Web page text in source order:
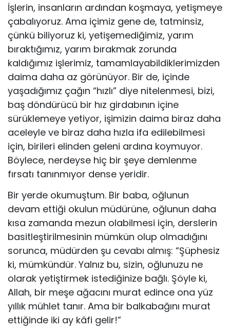
İşlerin, insanların ardından koşmaya, yetişmeye
çabalıyoruz. Ama içimiz gene de, tatminsiz,
çünkü biliyoruz ki, yetişemediğimiz, yarım
bıraktığımız, yarım bırakmak zorunda
kaldığımız işlerimiz, tamam­layabildiklerimizden
daima daha az görünüyor. Bir de, içinde
yaşadığımız çağın “hızlı” diye nitelenmesi, bizi,
baş döndürücü bir hız girdabının içine
sürüklemeye yetiyor, işimizin daima biraz daha
aceleyle ve biraz daha hızla ifa edilebilmesi
için, birileri elinden geleni ardına koymuyor.
Böylece, nerdeyse hiç bir şeye demlenme
fırsatı tanınmıyor dense yeridir.
Bir yerde okumuştum. Bir baba, oğlunun
devam et­tiği okulun müdürüne, oğlunun daha
kısa zamanda me­zun olabilmesi için, derslerin
basitleştirilmesinin müm­kün olup olmadığını
sorunca, müdürden şu cevabı al­mış: “Şüphesiz
ki, mümkündür. Yalnız bu, sizin, oğlu­nuzu ne
olarak yetiştirmek istediğinize bağlı. Şöyle ki,
Allah, bir meşe ağacını murat edince ona yüz
yıllık mühlet tanır. Ama bir balkabağını murat
ettiğinde iki ay kâfi gelir!”